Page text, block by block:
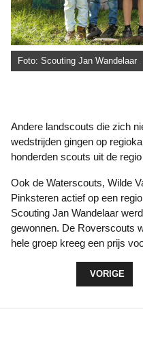
Foto: Scouting Jan Wandelaar
Andere landscouts die zich niet hadden geplaatst voor de
wedstrijden gingen op
honderden scouts uit de
Ook de Waterscouts, Wilde Vaart en Roverscouts waren tijdens
Pinksteren actief op een
Scouting Jan Wandelaar
gewonnen. De Roverscouts
hele groep kreeg een prijs
VORIG
VORIGE